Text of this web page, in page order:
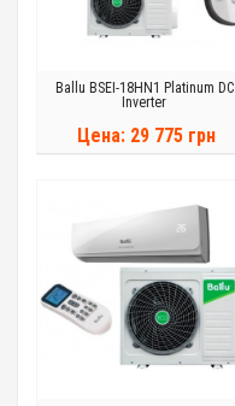
Ballu BSEI-18HN1 Platinum DC
Inverter
Цена: 29 775 грн